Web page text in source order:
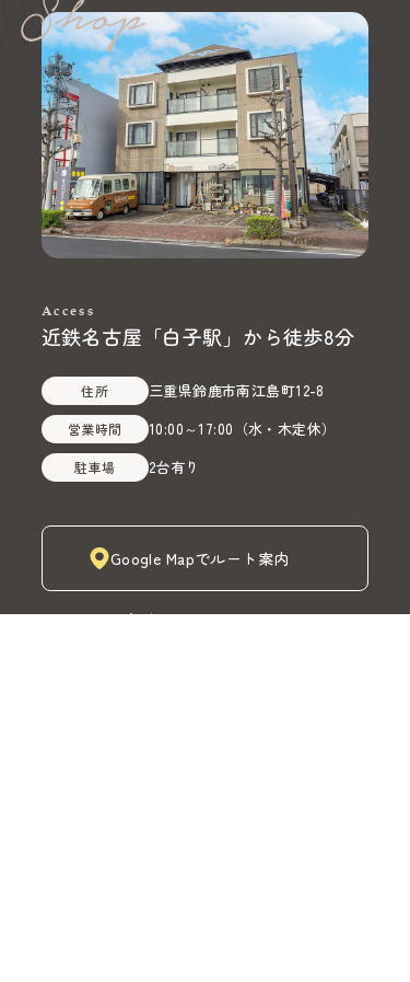
Access
近鉄名古屋「白子駅」から徒歩8分
住所 三重県鈴鹿市南江島町12-8
営業時間 10:00～17:00 （水・木定休）
駐車場 2台有り
Google Mapでルート案内